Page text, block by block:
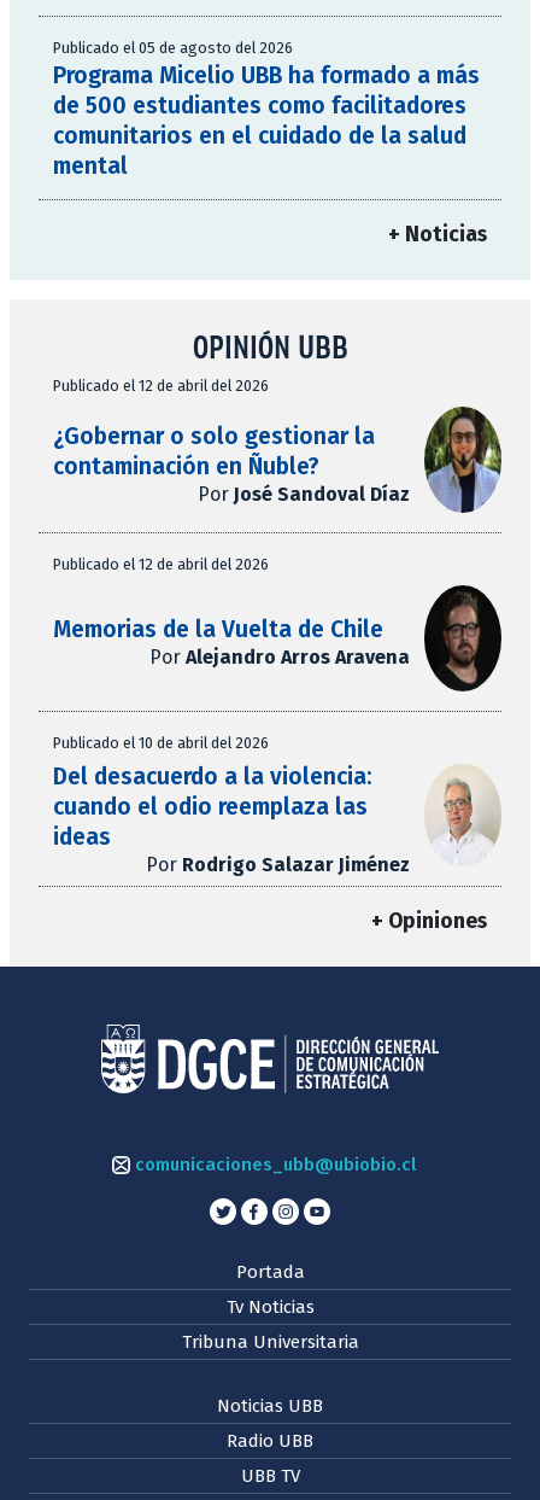
Publicado el 05 de agosto del 2026
Programa Micelio UBB ha formado a más
de 500 estudiantes como facilitadores
comunitarios en el cuidado de la salud
mental
+ Noticias
OPINIÓN UBB
Publicado el 12 de abril del 2026
¿Gobernar o solo gestionar la
contaminación en Ñuble?
Por José Sandoval Díaz
Publicado el 12 de abril del 2026
Memorias de la Vuelta de Chile
Por Alejandro Arros Aravena
Publicado el 10 de abril del 2026
Del desacuerdo a la violencia:
cuando el odio reemplaza las
ideas
Por Rodrigo Salazar Jiménez
+ Opiniones
comunicaciones_ubb@ubiobio.cl
Portada
Tv Noticias
Tribuna Universitaria
Noticias UBB
Radio UBB
UBB TV